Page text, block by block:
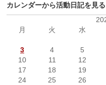
カレンダーから活動日記を見る
月
火 水
3
4 5
10
11 12
17
18 19
24
25 26